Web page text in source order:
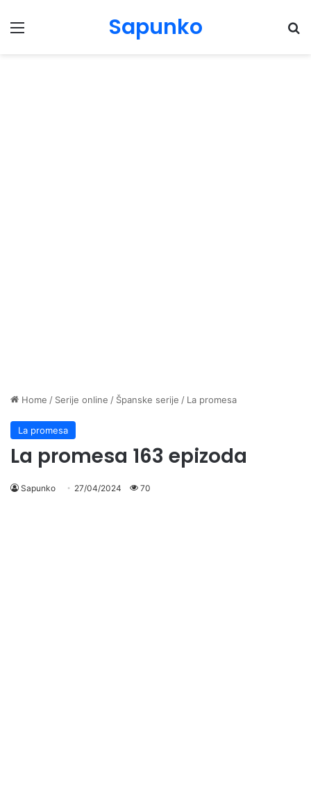
Menu Sapunko
Home / Serije online / Španske serije / La promesa
La promesa
La promesa 163 epizoda
Sapunko 27/04/2024 70